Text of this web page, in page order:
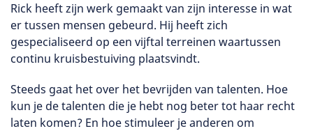
Rick heeft zijn werk gemaakt van zijn interesse in wat
er tussen mensen gebeurd. Hij heeft zich
gespecialiseerd op een vijftal terreinen waartussen
continu kruisbestuiving plaatsvindt.
Steeds gaat het over het bevrijden van talenten. Hoe
kun je de talenten die je hebt nog beter tot haar recht
laten komen? En hoe stimuleer je anderen om